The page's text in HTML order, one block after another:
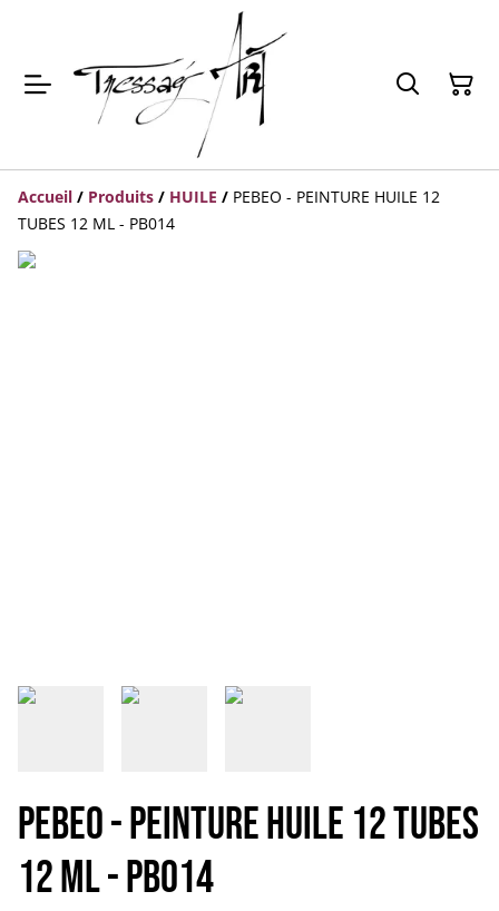
Accueil / Produits / HUILE / PEBEO - PEINTURE HUILE 12
TUBES 12 ML - PB014
PEBEO - PEINTURE HUILE 12 TUBES
12 ML - PB014